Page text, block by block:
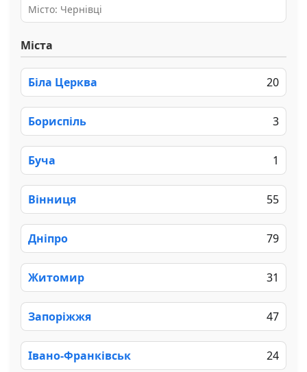
Місто: Чернівці
Міста
Біла Церква 20
Бориспіль 3
Буча 1
Вінниця 55
Дніпро 79
Житомир 31
Запоріжжя 47
Івано-Франківськ 24